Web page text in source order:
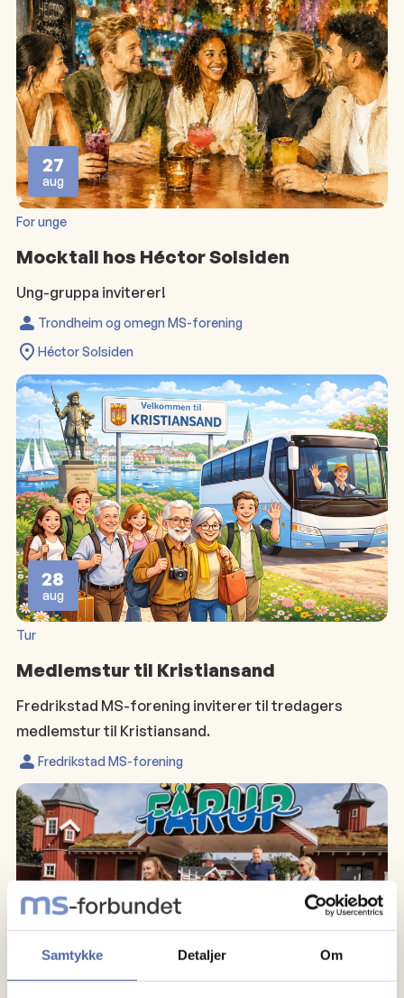
Samtykke Detaljer Om
27
aug
For unge
Mocktail hos Héctor Solsiden
Ung-gruppa inviterer!
Trondheim og omegn MS-forening
Héctor Solsiden
28
aug
Tur
Medlemstur til Kristiansand
Fredrikstad MS-forening inviterer til tredagers
medlemstur til Kristiansand.
Fredrikstad MS-forening
29
aug